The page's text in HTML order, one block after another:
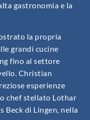
gastronomia e la
la propria
grandi cucine
fino al settore
Christian
esperienze
chef stellato Lothar
Beck di Lingen, nella